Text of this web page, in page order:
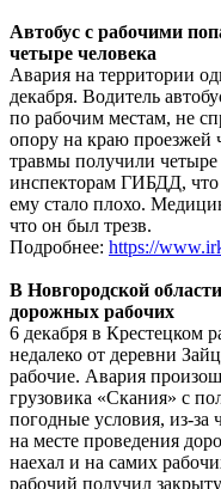
Автобус с рабочими
четыре человека
Авария на территории
декабря. Водитель
по рабочим местам, не
опору на краю проезжей
травмы получили четыре
инспекторам ГИБДД, что
ему стало плохо.
что он был трезв.
Подробнее: https://
В Новгородской
дорожных рабочих
6 декабря в Крестецком
недалеко от деревни
рабочие. Авария
грузовика «Скания» с
погодные условия, из-за
на месте проведения
наехал и на самих
рабочий получил